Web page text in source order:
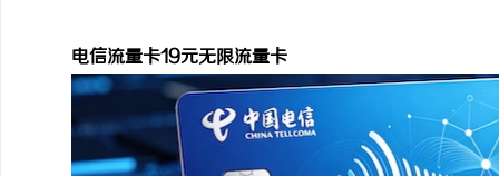
电信流量卡19元无限流量卡